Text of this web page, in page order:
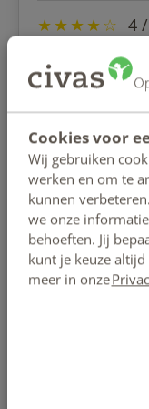
Cookies voor
Wij gebruiken
werken en om te
kunnen
we onze
behoeften. Jij
kunt je keuze
meer in onze
★★★★☆ 4
Duidelijke uitleg
choice vragen
en gaven weer
het examen.
YVitality
★★★★☆